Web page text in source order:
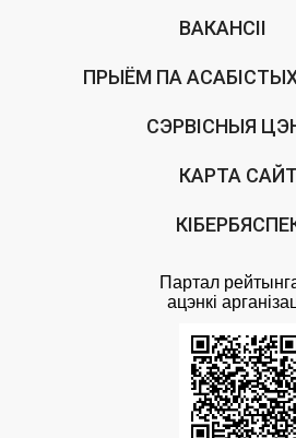
ВАКАНСІІ
ПРЫЁМ ПА
СЭРВІСНЫЯ
КАРТА
Партал
ацэнкi